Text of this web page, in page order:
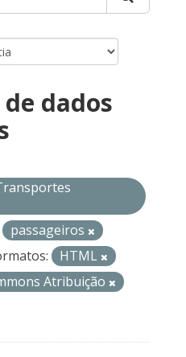
dados
passageiros
HTML
Atribuição